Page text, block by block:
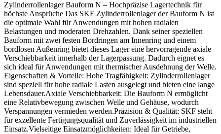
Zylinderrollenlager Bauform N – Hochpräzise Lagertechnik für
höchste Ansprüche Das SKF Zylinderrollenlager der Bauform N ist
die optimale Wahl für Anwendungen mit hohen radialen
Belastungen und moderaten Drehzahlen. Dank seiner speziellen
Bauform mit zwei festen Bordringen am Innenring und einem
bordlosen Außenring bietet dieses Lager eine hervorragende axiale
Verschiebbarkeit innerhalb der Lagerpassung. Dadurch eignet es
sich ideal für Anwendungen mit thermischer Ausdehnung der Welle.
Eigenschaften & Vorteile: Hohe Tragfähigkeit: Zylinderrollenlager
sind speziell für hohe radiale Lasten ausgelegt und bieten eine lange
Lebensdauer.Axiale Verschiebbarkeit: Die Bauform N ermöglicht
eine Relativbewegung zwischen Welle und Gehäuse, wodurch
Verspannungen vermieden werden.Präzision & Qualität: SKF steht
für exzellente Fertigungsqualität und Zuverlässigkeit im industriellen
Einsatz.Vielseitige Einsatzmöglichkeiten: Ideal für Getriebe,